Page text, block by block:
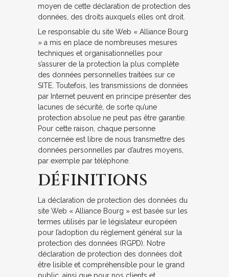
moyen de cette déclaration de protection des
données, des droits auxquels elles ont droit.
Le responsable du site Web « Alliance Bourg
» a mis en place de nombreuses mesures
techniques et organisationnelles pour
s’assurer de la protection la plus complète
des données personnelles traitées sur ce
SITE. Toutefois, les transmissions de données
par Internet peuvent en principe présenter des
lacunes de sécurité, de sorte qu’une
protection absolue ne peut pas être garantie.
Pour cette raison, chaque personne
concernée est libre de nous transmettre des
données personnelles par d’autres moyens,
par exemple par téléphone.
DÉFINITIONS
La déclaration de protection des données du
site Web « Alliance Bourg » est basée sur les
termes utilisés par le législateur européen
pour l’adoption du règlement général sur la
protection des données (RGPD). Notre
déclaration de protection des données doit
être lisible et compréhensible pour le grand